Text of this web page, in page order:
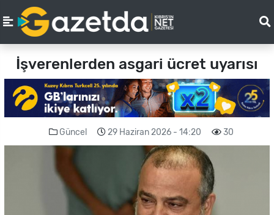
İşverenlerden asgari ücret uyarısı
Güncel 29 Haziran 2026 - 14:20 30